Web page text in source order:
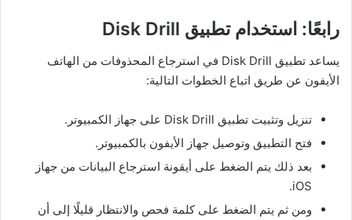
رابعًا: استخدام تطبيق Disk Drill
يساعد تطبيق Disk Drill في استرجاع المحذوفات من الهاتف
الأيفون عن طريق اتباع الخطوات التالية:
تنزيل وتثبيت تطبيق Disk Drill على جهاز الكمبيوتر.
فتح التطبيق وتوصيل جهاز الأيفون بالكمبيوتر.
بعد ذلك يتم الضغط على أيقونة استرجاع البيانات من جهاز
iOS.
ومن ثم يتم الضغط على كلمة فحص والانتظار قليلًا إلى أن